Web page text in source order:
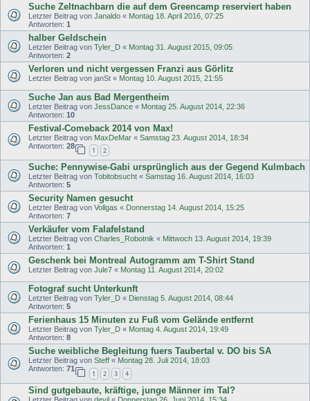
Suche Zeltnachbarn die auf dem Greencamp reserviert haben
Letzter Beitrag von Janaldo « Montag 18. April 2016, 07:25
Antworten: 1
halber Geldschein
Letzter Beitrag von Tyler_D « Montag 31. August 2015, 09:05
Antworten: 2
Verloren und nicht vergessen Franzi aus Görlitz
Letzter Beitrag von janSt « Montag 10. August 2015, 21:55
Suche Jan aus Bad Mergentheim
Letzter Beitrag von JessDance « Montag 25. August 2014, 22:36
Antworten: 10
Festival-Comeback 2014 von Max!
Letzter Beitrag von MaxDeMar « Samstag 23. August 2014, 18:34
Antworten: 28
1 2
Suche: Pennywise-Gabi ursprünglich aus der Gegend Kulmbach
Letzter Beitrag von Tobitobsucht « Samstag 16. August 2014, 16:03
Antworten: 5
Security Namen gesucht
Letzter Beitrag von Vollgas « Donnerstag 14. August 2014, 15:25
Antworten: 7
Verkäufer vom Falafelstand
Letzter Beitrag von Charles_Robotnik « Mittwoch 13. August 2014, 19:39
Antworten: 1
Geschenk bei Montreal Autogramm am T-Shirt Stand
Letzter Beitrag von Jule7 « Montag 11. August 2014, 20:02
Fotograf sucht Unterkunft
Letzter Beitrag von Tyler_D « Dienstag 5. August 2014, 08:44
Antworten: 5
Ferienhaus 15 Minuten zu Fuß vom Gelände entfernt
Letzter Beitrag von Tyler_D « Montag 4. August 2014, 19:49
Antworten: 8
Suche weibliche Begleitung fuers Taubertal v. DO bis SA
Letzter Beitrag von Steff « Montag 28. Juli 2014, 18:03
Antworten: 71
1 2 3 4
Sind gutgebaute, kräftige, junge Männer im Tal?